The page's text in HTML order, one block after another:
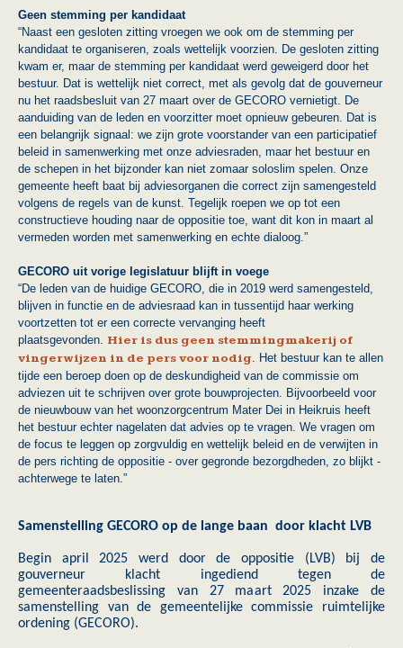
Geen stemming per kandidaat
“Naast een gesloten zitting vroegen we ook om de stemming per
kandidaat te organiseren, zoals wettelijk voorzien. De gesloten zitting
kwam er, maar de stemming per kandidaat werd geweigerd door het
bestuur. Dat is wettelijk niet correct, met als gevolg dat de gouverneur
nu het raadsbesluit van 27 maart over de GECORO vernietigt. De
aanduiding van de leden en voorzitter moet opnieuw gebeuren. Dat is
een belangrijk signaal: we zijn grote voorstander van een participatief
beleid in samenwerking met onze adviesraden, maar het bestuur en
de schepen in het bijzonder kan niet zomaar soloslim spelen. Onze
gemeente heeft baat bij adviesorganen die correct zijn samengesteld
volgens de regels van de kunst. Tegelijk roepen we op tot een
constructieve houding naar de oppositie toe, want dit kon in maart al
vermeden worden met samenwerking en echte dialoog.”
GECORO uit vorige legislatuur blijft in voege
“De leden van de huidige GECORO, die in 2019 werd samengesteld,
blijven in functie en de adviesraad kan in tussentijd haar werking
voortzetten tot er een correcte vervanging heeft
plaatsgevonden. Hier is dus geen stemmingmakerij of
vingerwijzen in de pers voor nodig. Het bestuur kan te allen
tijde een beroep doen op de deskundigheid van de commissie om
adviezen uit te schrijven over grote bouwprojecten. Bijvoorbeeld voor
de nieuwbouw van het woonzorgcentrum Mater Dei in Heikruis heeft
het bestuur echter nagelaten dat advies op te vragen. We vragen om
de focus te leggen op zorgvuldig en wettelijk beleid en de verwijten in
de pers richting de oppositie - over gegronde bezorgdheden, zo blijkt -
achterwege te laten.”
Samenstelling GECORO op de lange baan door klacht LVB
Begin april 2025 werd door de oppositie (LVB) bij de
gouverneur klacht ingediend tegen de
gemeenteraadsbeslissing van 27 maart 2025 inzake de
samenstelling van de gemeentelijke commissie ruimtelijke
ordening (GECORO).